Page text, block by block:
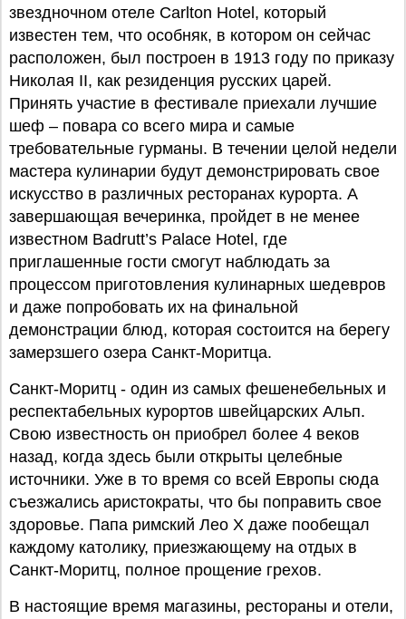
звездночном отеле Carlton Hotel, который
известен тем, что особняк, в котором он сейчас
расположен, был построен в 1913 году по приказу
Николая II, как резиденция русских царей.
Принять участие в фестивале приехали лучшие
шеф – повара со всего мира и самые
требовательные гурманы. В течении целой недели
мастера кулинарии будут демонстрировать свое
искусство в различных ресторанах курорта. А
завершающая вечеринка, пройдет в не менее
известном Badrutt’s Palace Hotel, где
приглашенные гости смогут наблюдать за
процессом приготовления кулинарных шедевров
и даже попробовать их на финальной
демонстрации блюд, которая состоится на берегу
замерзшего озера Санкт-Моритца.
Санкт-Моритц - один из самых фешенебельных и
респектабельных курортов швейцарских Альп.
Свою известность он приобрел более 4 веков
назад, когда здесь были открыты целебные
источники. Уже в то время со всей Европы сюда
съезжались аристократы, что бы поправить свое
здоровье. Папа римский Лео X даже пообещал
каждому католику, приезжающему на отдых в
Санкт-Моритц, полное прощение грехов.
В настоящие время магазины, рестораны и отели,